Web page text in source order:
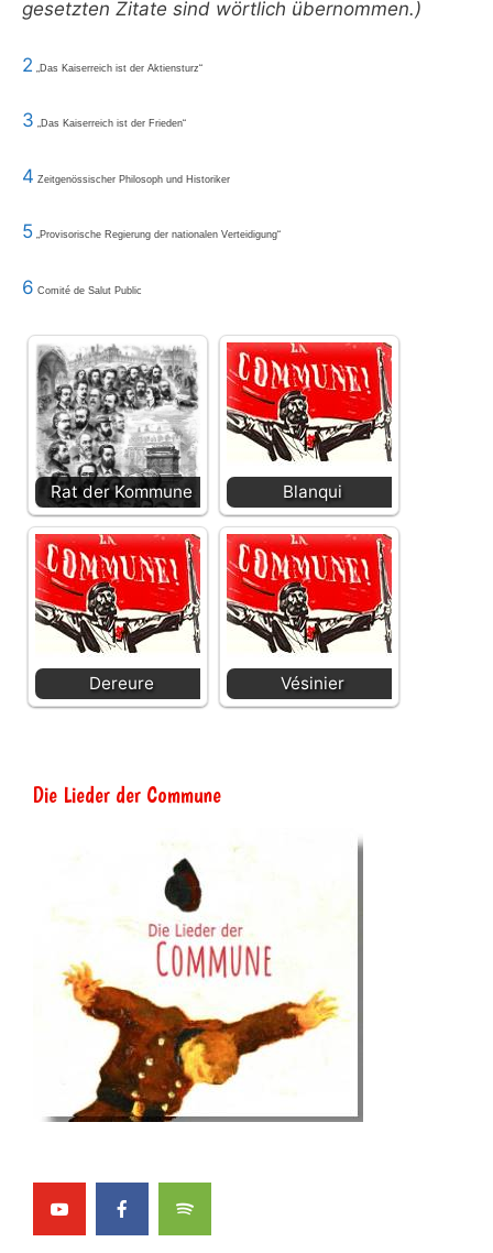
gesetzten Zitate sind wörtlich übernommen.)
2 „Das Kaiserreich ist der Aktiensturz“
3 „Das Kaiserreich ist der Frieden“
4 Zeitgenössischer Philosoph und Historiker
5 „Provisorische Regierung der nationalen Verteidigung“
6 Comité de Salut Public
Rat der Kommune Blanqui
Dereure Vésinier
Die Lieder der Commune